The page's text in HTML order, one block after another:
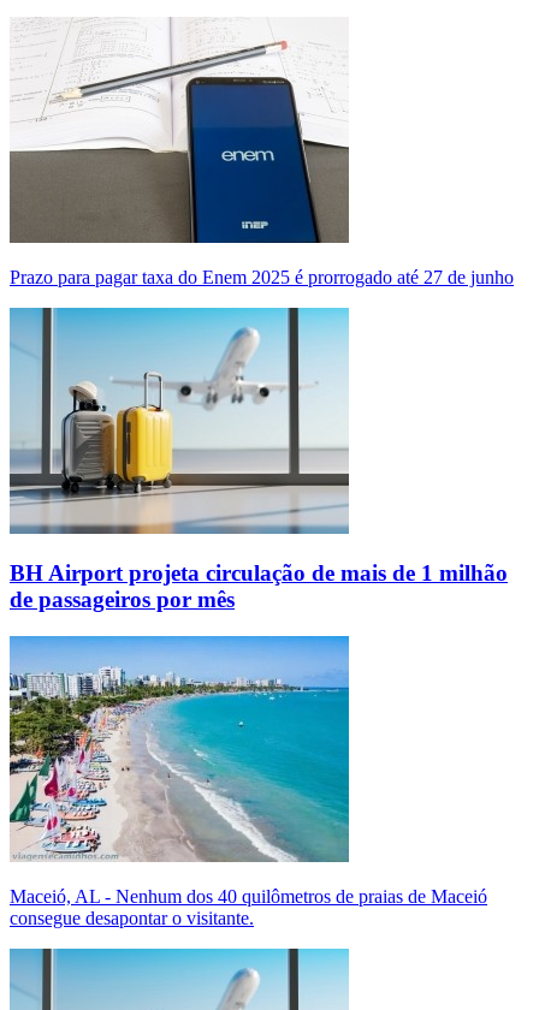
Prazo para pagar taxa do Enem 2025 é prorrogado até 27 de junho
BH Airport projeta circulação de mais de 1 milhão
de passageiros por mês
Maceió, AL - Nenhum dos 40 quilômetros de praias de Maceió
consegue desapontar o visitante.